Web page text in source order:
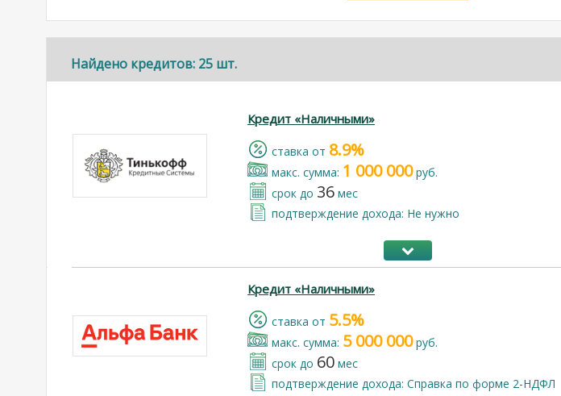
Найдено кредитов: 25 шт.
Кредит «Наличными»
cтавка от 8.9%
макс. сумма: 1 000 000руб.
срок до 36 мес
подтверждение дохода: Не нужно
Кредит «Наличными»
cтавка от 5.5%
макс. сумма: 5 000 000руб.
срок до 60 мес
подтверждение дохода: Справка по форме 2-НДФЛ